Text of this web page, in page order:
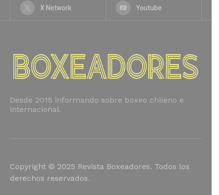
X Network Youtube
Desde 2015 informando sobre boxeo chileno e
internacional.
Copyright © 2025 Revista Boxeadores. Todos los
derechos reservados.